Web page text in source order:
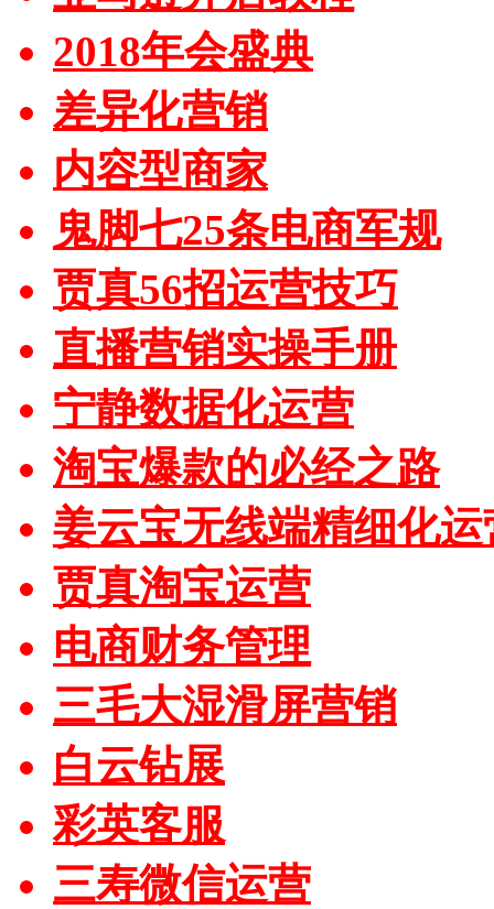
2018年会盛典
差异化营销
内容型商家
鬼脚七25条电商军规
贾真56招运营技巧
直播营销实操手册
宁静数据化运营
淘宝爆款的必经之路
姜云宝无线端精细化运
贾真淘宝运营
电商财务管理
三毛大湿滑屏营销
白云钻展
彩英客服
三寿微信运营